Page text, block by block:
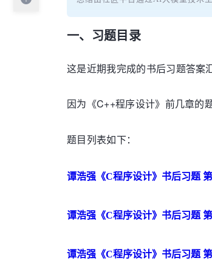
一、习题目录
这是近期我完成的书后习题答案
因为《C++程序设计》前几章的
题目列表如下：
谭浩强《C程序设计》书后习题
谭浩强《C程序设计》书后习题
谭浩强《C程序设计》书后习题